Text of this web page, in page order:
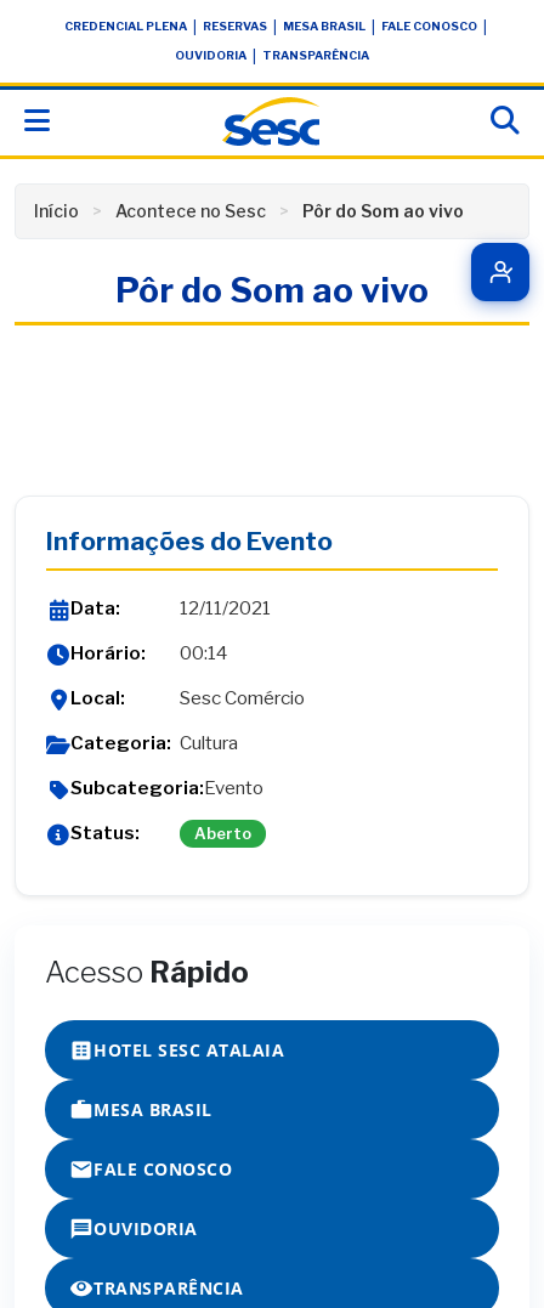
conteúdoCREDENCIAL PLENA RESERVAS MESA BRASIL FALE CONOSCO
OUVIDORIA TRANSPARÊNCIA
Início Acontece no Sesc Pôr do Som ao vivo
Pôr do Som ao vivo
Informações do Evento
Data:
12/11/2021
Horário:
00:14
Local:
Sesc Comércio
Categoria: Cultura
Subcategoria:Evento
Status:
Aberto
Acesso Rápido
HOTEL SESC ATALAIA
MESA BRASIL
FALE CONOSCO
OUVIDORIA
TRANSPARÊNCIA